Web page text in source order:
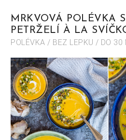
MRKVOVÁ POLÉVKA
PETRŽELÍ À LA
POLÉVKA / BEZ LEPKU / DO